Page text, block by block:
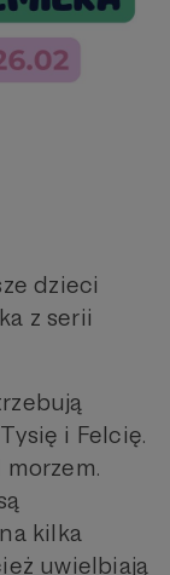
dzieci
z serii
i Felcię.
kilka
uwielbiają